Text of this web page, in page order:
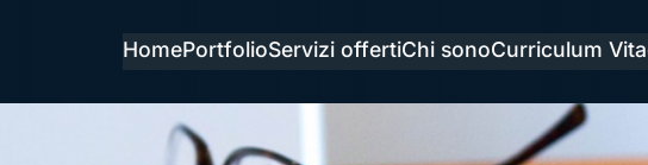
HomePortfolioServizi offertiChi sonoCurriculum